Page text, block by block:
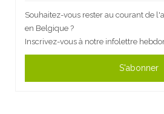
Souhaitez-vous rester au courant de
en Belgique ?
Inscrivez-vous à notre infolettre
S'abonner